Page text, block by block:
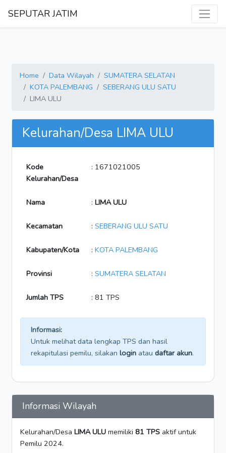
SEPUTAR JATIM
Home Data Wilayah
SUMATERA SELATAN
KOTA PALEMBANG
SEBERANG ULU SATU
LIMA ULU
Kelurahan/Desa LIMA ULU
Kode
Kelurahan/Desa
: 1671021005
Nama : LIMA ULU
Kecamatan : SEBERANG ULU SATU
Kabupaten/Kota : KOTA PALEMBANG
Provinsi : SUMATERA SELATAN
Jumlah TPS : 81 TPS
Informasi:
Untuk melihat data lengkap TPS dan hasil
rekapitulasi pemilu, silakan login atau daftar akun.
Informasi Wilayah
Kelurahan/Desa LIMA ULU memiliki 81 TPS aktif untuk
Pemilu 2024.